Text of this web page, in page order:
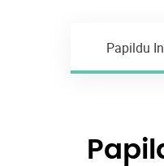
Papildu